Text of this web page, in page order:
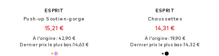
ESPRIT
Push-up Soutien-gorge
15,21 €
À l'origine : 42,90 €
Dernier prix le plus bas :14,63 €
ESPRIT
Chaussettes
14,31 €
À l'origine : 19,90 €
Dernier prix le plus bas :14,32 €